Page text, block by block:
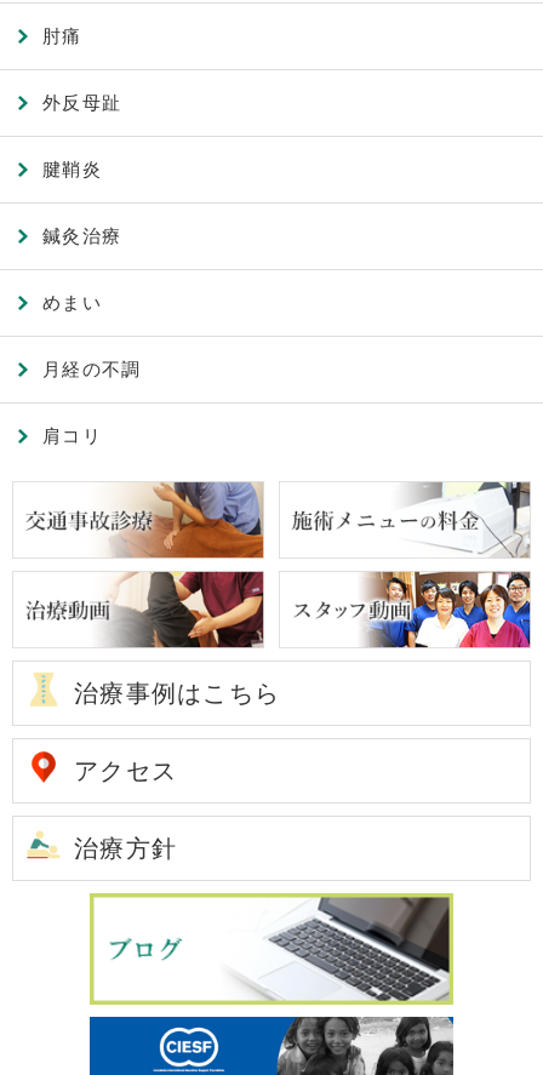
肘痛
外反母趾
腱鞘炎
鍼灸治療
めまい
月経の不調
肩コリ
治療事例はこちら
アクセス
治療方針